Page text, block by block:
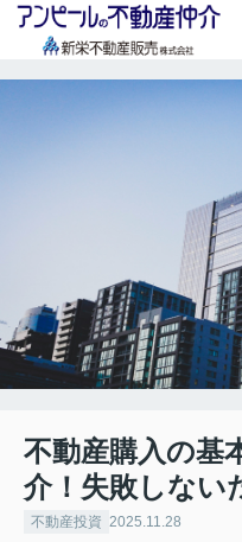
不動産購入の基
介！失敗しない
不動産投資 2025.11.28